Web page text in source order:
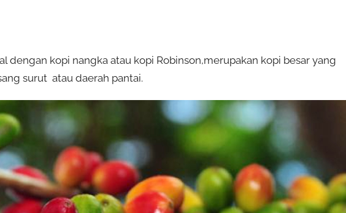
dengan kopi nangka atau kopi Robinson,merupakan kopi besar yang
surut atau daerah pantai.